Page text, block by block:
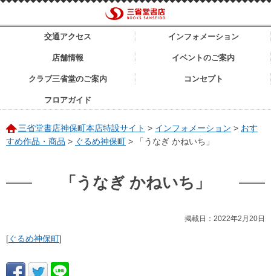
交通アクセス インフォメーション
店舗情報 イベントのご案内
クラブ三省堂のご案内 コンセプト
フロアガイド
三省堂書店神保町本店特設サイト > インフォメーション > おす
すめ作品・商品 > ぐるめ神保町 > 「うなぎ かねいち」
「うなぎ かねいち」
掲載日：2022年2月20日
[ぐるめ神保町]